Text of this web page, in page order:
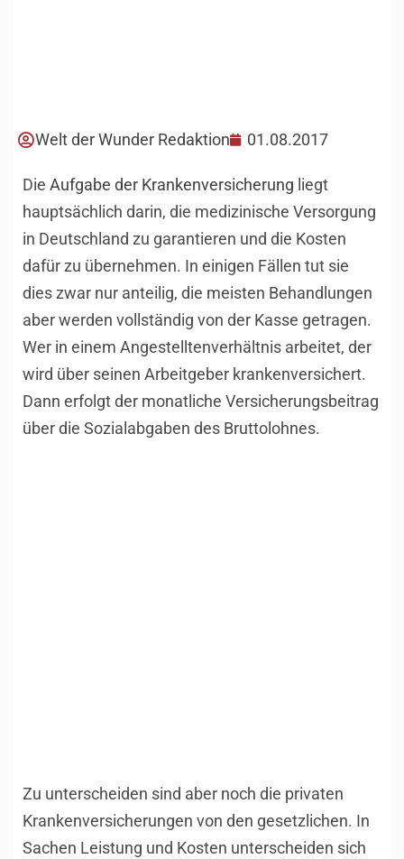
Welt der Wunder Redaktion 01.08.2017
Die Aufgabe der Krankenversicherung liegt
hauptsächlich darin, die medizinische Versorgung
in Deutschland zu garantieren und die Kosten
dafür zu übernehmen. In einigen Fällen tut sie
dies zwar nur anteilig, die meisten Behandlungen
aber werden vollständig von der Kasse getragen.
Wer in einem Angestelltenverhältnis arbeitet, der
wird über seinen Arbeitgeber krankenversichert.
Dann erfolgt der monatliche Versicherungsbeitrag
über die Sozialabgaben des Bruttolohnes.
Zu unterscheiden sind aber noch die privaten
Krankenversicherungen von den gesetzlichen. In
Sachen Leistung und Kosten unterscheiden sich